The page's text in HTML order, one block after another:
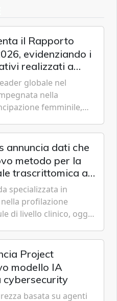
il Rapporto
evidenziando i
realizzati a
sociale,
globale nel
nella
femminile,
metodo per la
trascrittomica a
istologici
specializzata in
profilazione
di livello clinico, oggi
Project
modello IA
cybersecurity
basata su agenti